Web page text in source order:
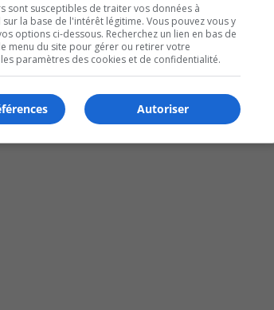
sont susceptibles de traiter vos données à
la base de l'intérêt légitime. Vous pouvez vous y
options ci-dessous. Recherchez un lien en bas de
menu du site pour gérer ou retirer votre
paramètres des cookies et de confidentialité.
Autoriser